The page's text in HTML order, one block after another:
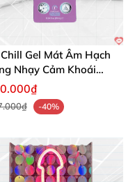
silicon cao cấp từ
bơm hút hôm
kiện thoải mái,
ngay! 🛒
Chill Gel Mát Âm Hạch
Nhạy Cảm Khoái
-40%